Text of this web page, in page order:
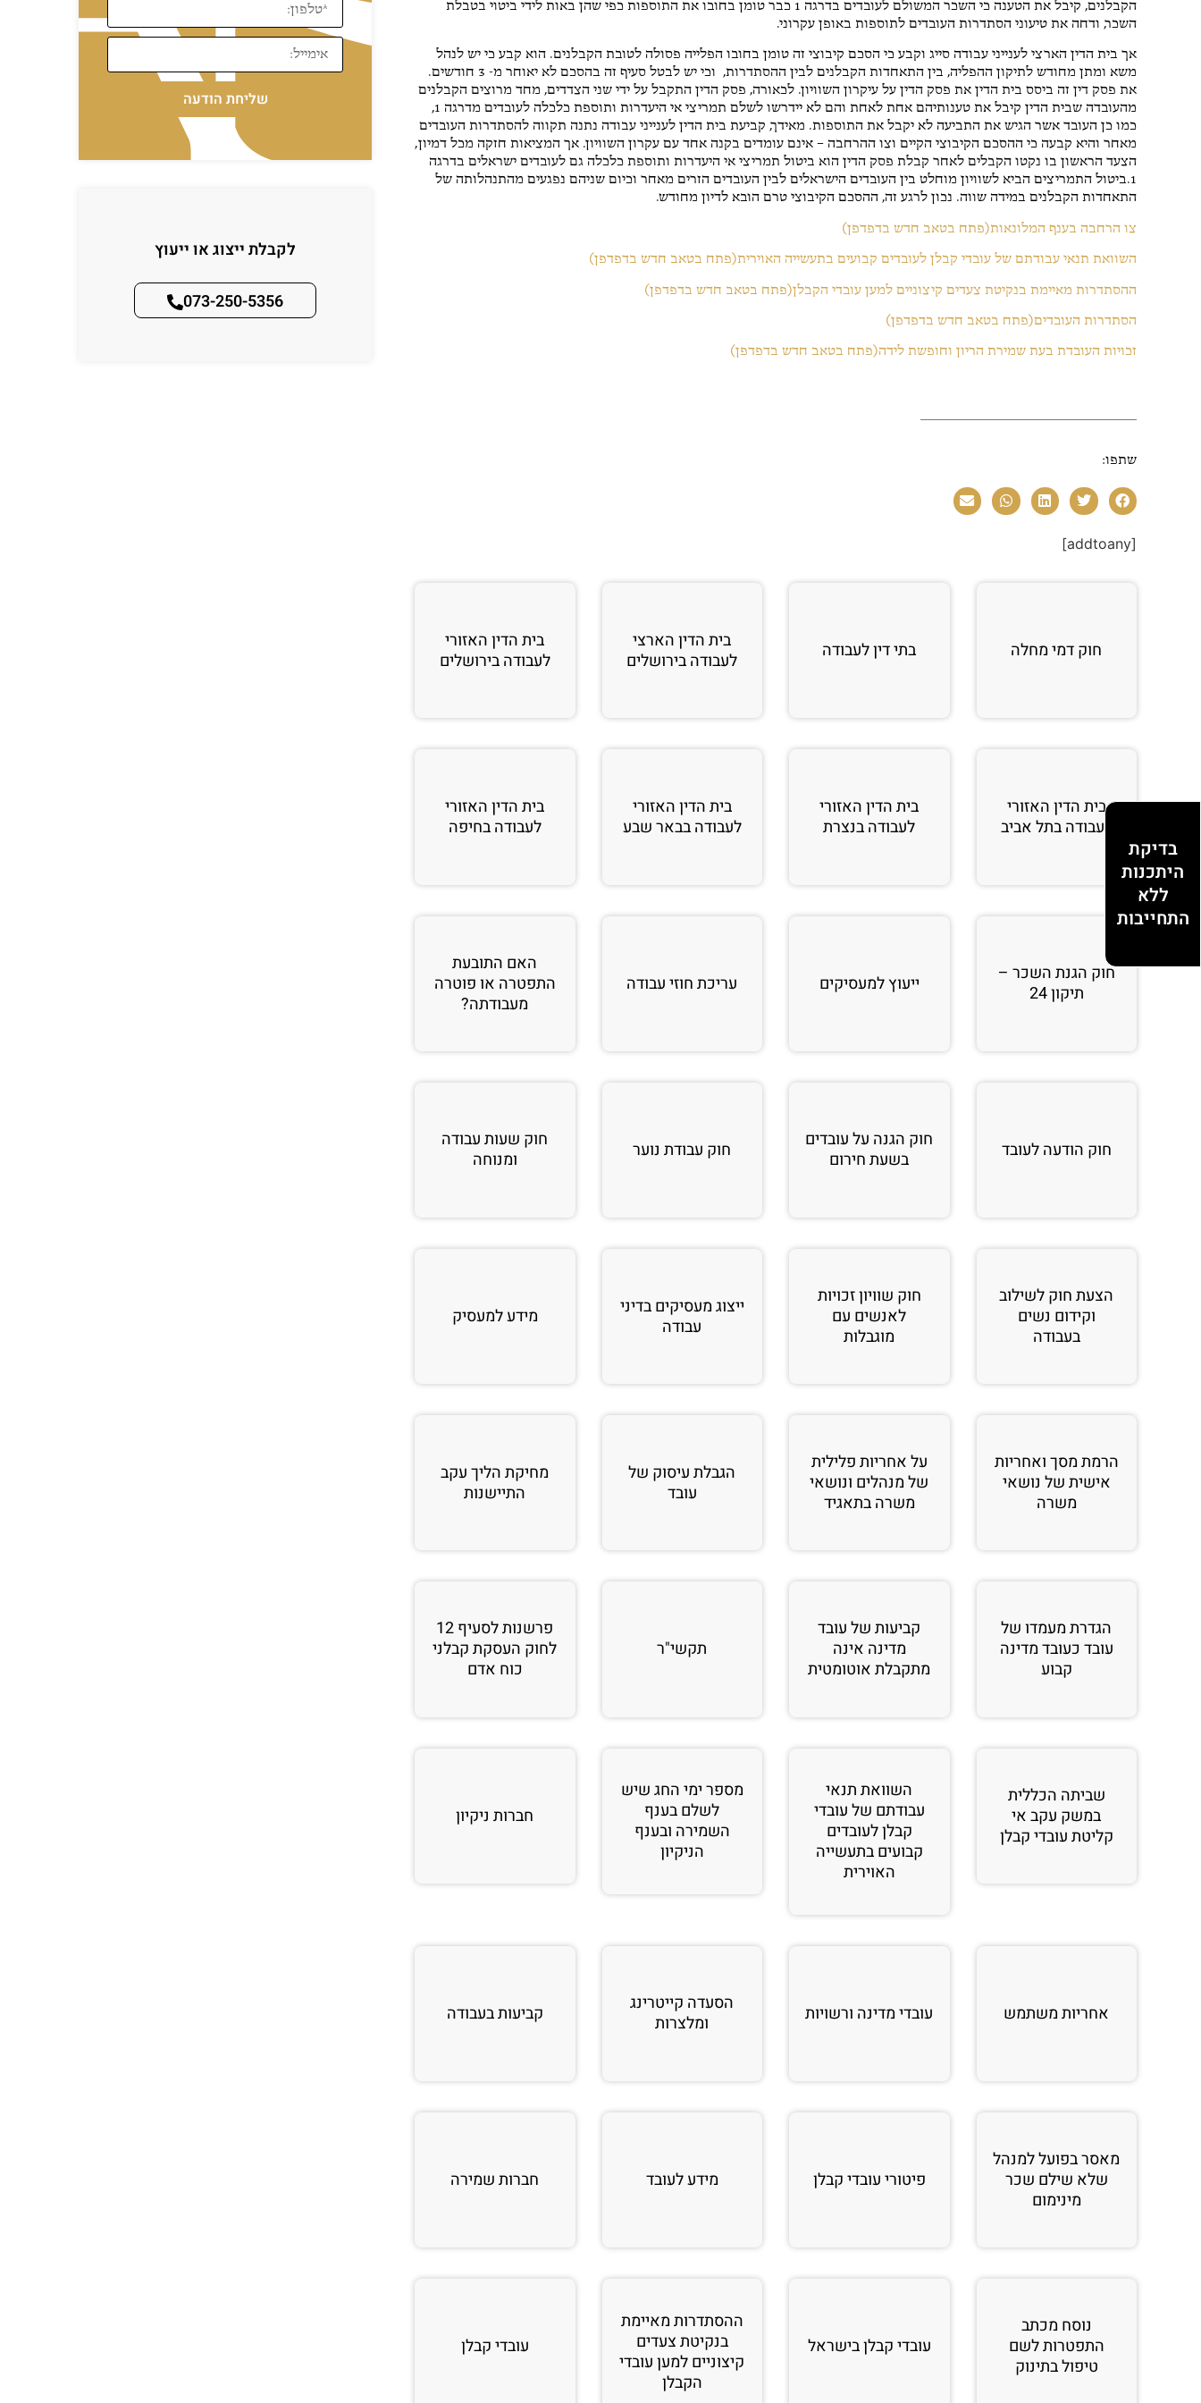
בדיקת
היתכנות
ללא
התחייבות
הקבלנים, קיבל את הטענה כי השכר המשולם לעובדים בדרגה 1 כבר טומן בחובו את התוספות כפי שהן באות לידי ביטוי בטבלת
השכר, ודחה את טיעוני הסתדרות העובדים לתוספות באופן עקרוני.
אך בית הדין הארצי לענייני עבודה סייג וקבע כי הסכם קיבוצי זה טומן בחובו הפלייה פסולה לטובת הקבלנים. הוא קבע כי יש לנהל
משא ומתן מחודש לתיקון ההפליה, בין התאחדות הקבלנים לבין ההסתדרות, וכי יש לבטל סעיף זה בהסכם לא יאוחר מ- 3 חודשים.
את פסק דין זה ביסס בית הדין את פסק הדין על עיקרון השוויון. לכאורה, פסק הדין התקבל על ידי שני הצדדים, מחד מרוצים הקבלנים
מהעובדה שבית הדין קיבל את טענותיהם אחת לאחת והם לא יידרשו לשלם תמריצי אי היעדרות ותוספת כלכלה לעובדים מדרגה 1,
כמו כן העובד אשר הגיש את התביעה לא יקבל את התוספות. מאידך, קביעת בית הדין לענייני עבודה נתנה תקווה להסתדרות העובדים
מאחר והיא קבעה כי ההסכם הקיבוצי הקיים וצו ההרחבה – אינם עומדים בקנה אחד עם עקרון השוויון. אך המציאות חזקה מכל דמיון,
הצעד הראשון בו נקטו הקבלים לאחר קבלת פסק הדין הוא ביטול תמריצי אי היעדרות ותוספת כלכלה גם לעובדים ישראלים בדרגה
1.ביטול התמריצים הביא לשוויון מוחלט בין העובדים הישראלים לבין העובדים הזרים מאחר וכיום שניהם נפגעים מהתנהלותה של
התאחדות הקבלנים במידה שווה. נכון לרגע זה, ההסכם הקיבוצי טרם הובא לדיון מחודש.
צו הרחבה בענף המלונאות(פתח בטאב חדש בדפדפן)
השוואת תנאי עבודתם של עובדי קבלן לעובדים קבועים בתעשייה האוירית(פתח בטאב חדש בדפדפן)
ההסתדרות מאיימת בנקיטת צעדים קיצוניים למען עובדי הקבלן(פתח בטאב חדש בדפדפן)
הסתדרות העובדים(פתח בטאב חדש בדפדפן)
זכויות העובדת בעת שמירת הריון וחופשת לידה(פתח בטאב חדש בדפדפן)
שתפו:
[addtoany]
חוק דמי מחלה בתי דין לעבודה
בית הדין הארצי
לעבודה בירושלים
בית הדין האזורי
לעבודה בירושלים
בית הדין האזורי
לעבודה בתל אביב
בית הדין האזורי
לעבודה בנצרת
בית הדין האזורי
לעבודה בבאר שבע
בית הדין האזורי
לעבודה בחיפה
חוק הגנת השכר –
תיקון 24
ייעוץ למעסיקים עריכת חוזי עבודה
האם התובעת
התפטרה או פוטרה
מעבודתה?
חוק הודעה לעובד
חוק הגנה על עובדים
בשעת חירום
חוק עבודת נוער
חוק שעות עבודה
ומנוחה
הצעת חוק לשילוב
וקידום נשים
בעבודה
חוק שוויון זכויות
לאנשים עם
מוגבלות
ייצוג מעסיקים בדיני
עבודה
מידע למעסיק
הרמת מסך ואחריות
אישית של נושאי
משרה
על אחריות פלילית
של מנהלים ונושאי
משרה בתאגיד
הגבלת עיסוק של
עובד
מחיקת הליך עקב
התיישנות
הגדרת מעמדו של
עובד כעובד מדינה
קבוע
קביעות של עובד
מדינה אינה
מתקבלת אוטומטית
תקשי"ר
פרשנות לסעיף 12
לחוק העסקת קבלני
כוח אדם
שביתה הכללית
במשק עקב אי
קליטת עובדי קבלן
השוואת תנאי
עבודתם של עובדי
קבלן לעובדים
קבועים בתעשייה
האוירית
מספר ימי החג שיש
לשלם בענף
השמירה ובענף
הניקיון
חברות ניקיון
אחריות משתמש עובדי מדינה ורשויות
הסעדה קייטרינג
ומלצרות
קביעות בעבודה
מאסר בפועל למנהל
שלא שילם שכר
מינימום
פיטורי עובדי קבלן מידע לעובד חברות שמירה
נוסח מכתב
התפטרות לשם
טיפול בתינוק
עובדי קבלן בישראל
ההסתדרות מאיימת
בנקיטת צעדים
קיצוניים למען עובדי
הקבלן
עובדי קבלן
שליחת הודעה
לקבלת ייצוג או ייעוץ
073-250-5356